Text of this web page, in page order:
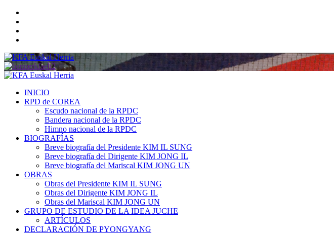
Saltar
contenido
Menú
INICIO
RPD de COREA
Escudo nacional de la RPDC
Bandera nacional de la RPDC
Himno nacional de la RPDC
BIOGRAFÍAS
Breve biografía del Presidente KIM IL SUNG
Breve biografía del Dirigente KIM JONG IL
Breve biografía del Mariscal KIM JONG UN
OBRAS
Obras del Presidente KIM IL SUNG
Obras del Dirigente KIM JONG IL
Obras del Mariscal KIM JONG UN
GRUPO DE ESTUDIO DE LA IDEA JUCHE
ARTÍCULOS
DECLARACIÓN DE PYONGYANG